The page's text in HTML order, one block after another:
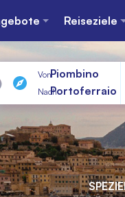
Reiseziele
VonPiombino
NachPortoferraio